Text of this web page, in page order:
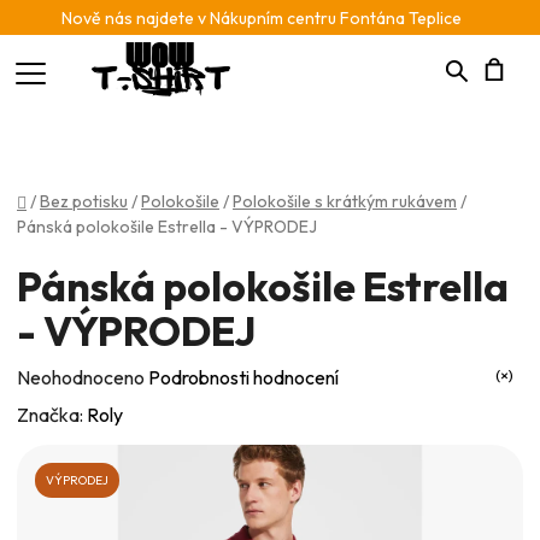
Nově nás najdete v Nákupním centru Fontána Teplice
Hledat
Domů
/Bez potisku /Polokošile /Polokošile s krátkým rukávem /
Pánská polokošile Estrella - VÝPRODEJ
Pánská polokošile Estrella
- VÝPRODEJ
Průměrné
hodnocení
0,0
Neohodnoceno Podrobnosti hodnocení
Značka: Roly
VÝPRODEJ